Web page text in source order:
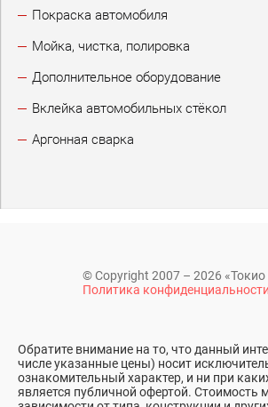
Покраска автомобиля
Мойка, чистка, полировка
Дополнительное оборудование
Вклейка автомобильных стёкол
Аргонная сварка
© Copyright 2007 – 2026 «Токио
Политика конфиденциальности
Обратите внимание на то, что данный
числе указанные цены) носит
ознакомительный характер, и ни при
является публичной офертой. Стоимость